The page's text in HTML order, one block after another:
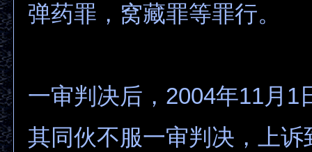
弹药罪，窝藏罪等罪行。
一审判决后，2004年11月1
其同伙不服一审判决，上诉